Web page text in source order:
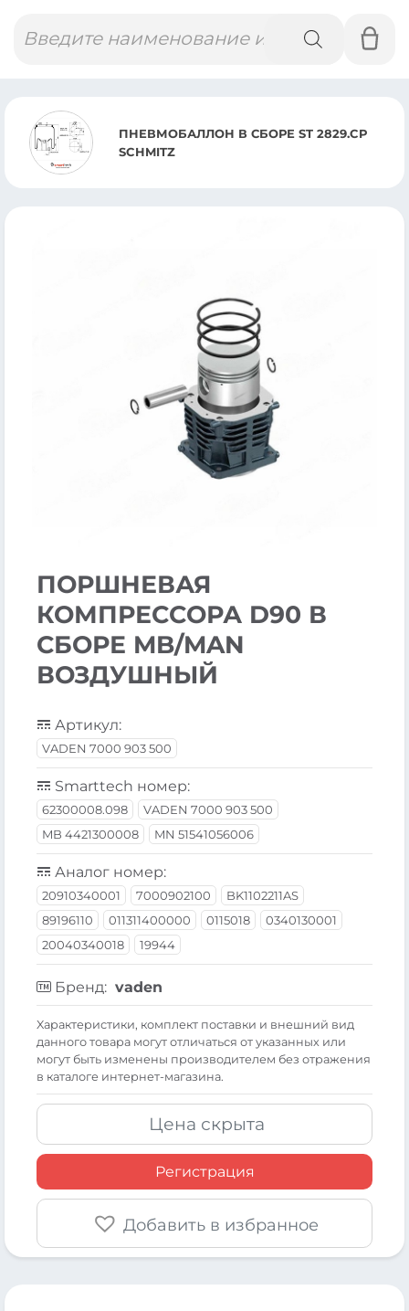
товаров
ПНЕВМОБАЛЛОН В СБОРЕ ST 2829.CP
SCHMITZ
ПОРШНЕВАЯ
КОМПРЕССОРА D90 В
СБОРЕ MB/MAN
ВОЗДУШНЫЙ
Артикул:
VADEN 7000 903 500
Smarttech номер:
62300008.098
VADEN 7000 903 500
MB 4421300008
MN 51541056006
Аналог номер:
20910340001 7000902100
BK1102211AS
89196110
011311400000 0115018
0340130001
20040340018
19944
Бренд: vaden
Xарактеристики, комплект поставки и внешний вид
данного товара могут отличаться от указанных или
могут быть изменены производителем без отражения
в каталоге интернет-магазина.
Цена скрыта
Регистрация
Добавить в избранное